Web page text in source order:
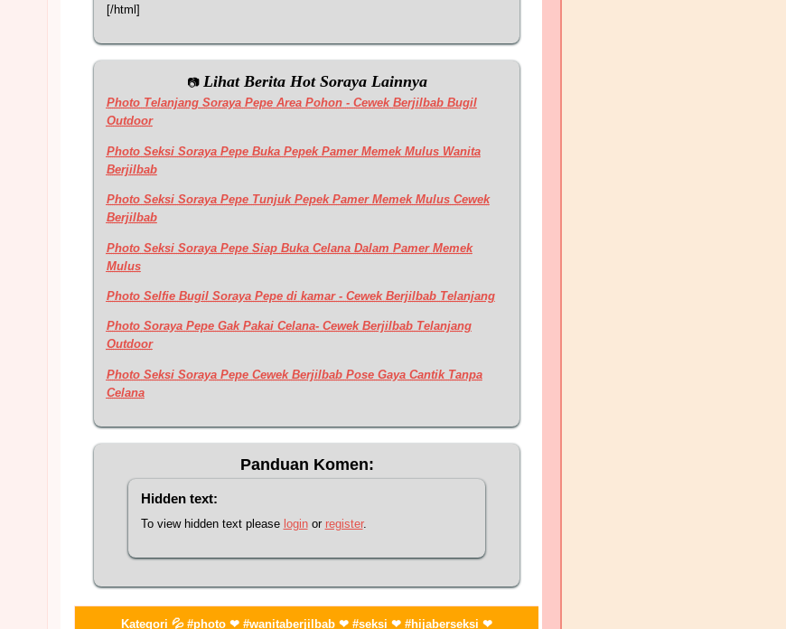
[/html]
📷 Lihat Berita Hot Soraya Lainnya
Photo Telanjang Soraya Pepe Area Pohon - Cewek Berjilbab Bugil
Outdoor
Photo Seksi Soraya Pepe Buka Pepek Pamer Memek Mulus Wanita
Berjilbab
Photo Seksi Soraya Pepe Tunjuk Pepek Pamer Memek Mulus Cewek
Berjilbab
Photo Seksi Soraya Pepe Siap Buka Celana Dalam Pamer Memek
Mulus
Photo Selfie Bugil Soraya Pepe di kamar - Cewek Berjilbab Telanjang
Photo Soraya Pepe Gak Pakai Celana- Cewek Berjilbab Telanjang
Outdoor
Photo Seksi Soraya Pepe Cewek Berjilbab Pose Gaya Cantik Tanpa
Celana
Panduan Komen:
Hidden text:
To view hidden text please loginor register.
Kategori 💦 #photo ❤ #wanitaberjilbab ❤ #seksi ❤ #hijaberseksi ❤